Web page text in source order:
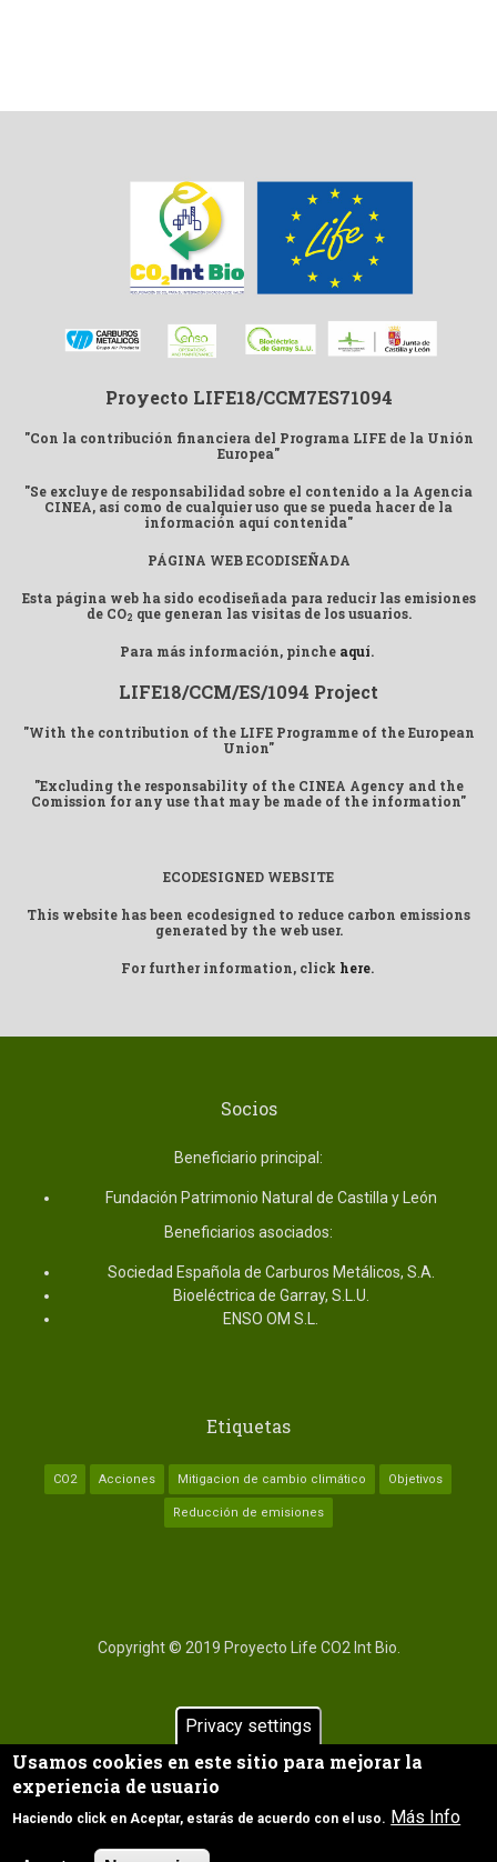
Proyecto LIFE18/CCM7ES71094
"Con la contribución financiera del Programa LIFE de la Unión
Europea"
"Se excluye de responsabilidad sobre el contenido a la Agencia
CINEA, así como de cualquier uso que se pueda hacer de la
información aquí contenida"
PÁGINA WEB ECODISEÑADA
Esta página web ha sido ecodiseñada para reducir las emisiones
de CO2 que generan las visitas de los usuarios.
Para más información, pinche aquí.
LIFE18/CCM/ES/1094 Project
"With the contribution of the LIFE Programme of the European
Union"
"Excluding the responsability of the CINEA Agency and the
Comission for any use that may be made of the information"
ECODESIGNED WEBSITE
This website has been ecodesigned to reduce carbon emissions
generated by the web user.
For further information, click here.
Socios
Beneficiario principal:
Fundación Patrimonio Natural de Castilla y León
Beneficiarios asociados:
Sociedad Española de Carburos Metálicos, S.A.
Bioeléctrica de Garray, S.L.U.
ENSO OM S.L.
Etiquetas
CO2 Acciones Mitigacion de cambio climático Objetivos
Reducción de emisiones
Copyright © 2019 Proyecto Life CO2 Int Bio.
Subfooter SOCIOS
AVISO LEGAL
CONTACTA
Privacy settings
Usamos cookies en este sitio para mejorar la
experiencia de usuario
Haciendo click en Aceptar, estarás de acuerdo con el uso. Más Info